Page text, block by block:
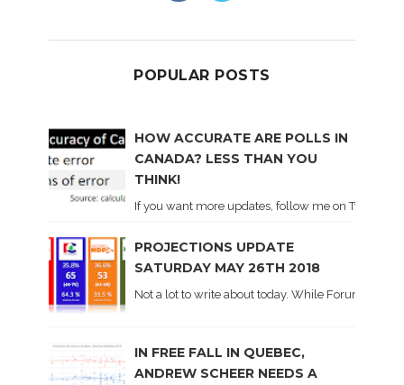
POPULAR POSTS
HOW ACCURATE ARE POLLS IN
CANADA? LESS THAN YOU
THINK!
If you want more updates, follow me on Twitter .
PROJECTIONS UPDATE
SATURDAY MAY 26TH 2018
Not a lot to write about today. While Forum did
IN FREE FALL IN QUEBEC,
ANDREW SCHEER NEEDS A